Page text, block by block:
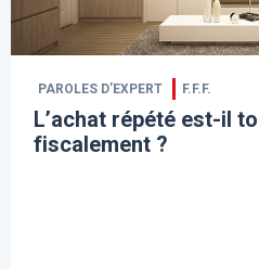
PAROLES D’EXPERT F.F.F.
L’achat répété est-il
fiscalement ?